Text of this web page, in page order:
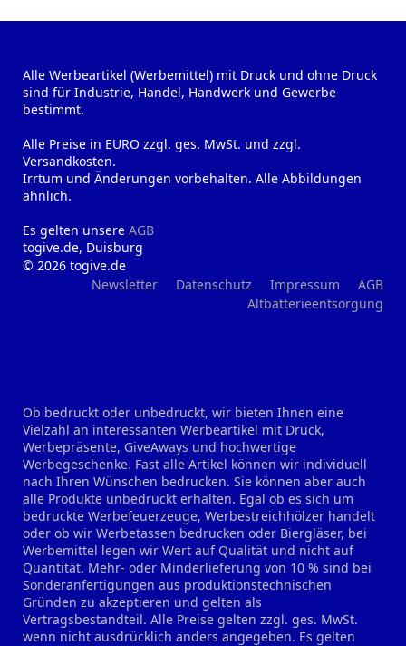
Alle Werbeartikel (Werbemittel) mit Druck und ohne Druck
sind für Industrie, Handel, Handwerk und Gewerbe
bestimmt.
Alle Preise in EURO zzgl. ges. MwSt. und zzgl.
Versandkosten.
Irrtum und Änderungen vorbehalten. Alle Abbildungen
ähnlich.
Es gelten unsere AGB
togive.de, Duisburg
© 2026 togive.de
Newsletter
Datenschutz Impressum
AGB
Altbatterieentsorgung
Ob bedruckt oder unbedruckt, wir bieten Ihnen eine
Vielzahl an interessanten Werbeartikel mit Druck,
Werbepräsente, GiveAways und hochwertige
Werbegeschenke. Fast alle Artikel können wir individuell
nach Ihren Wünschen bedrucken. Sie können aber auch
alle Produkte unbedruckt erhalten. Egal ob es sich um
bedruckte Werbefeuerzeuge, Werbestreichhölzer handelt
oder ob wir Werbetassen bedrucken oder Biergläser, bei
Werbemittel legen wir Wert auf Qualität und nicht auf
Quantität. Mehr- oder Minderlieferung von 10 % sind bei
Sonderanfertigungen aus produktionstechnischen
Gründen zu akzeptieren und gelten als
Vertragsbestandteil. Alle Preise gelten zzgl. ges. MwSt.
wenn nicht ausdrücklich anders angegeben. Es gelten